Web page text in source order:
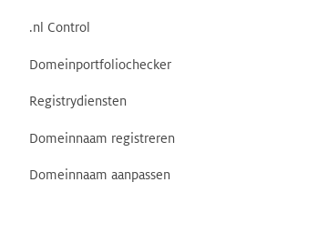
.nl Control
Domeinportfoliochecker
Registrydiensten
Domeinnaam registreren
Domeinnaam aanpassen